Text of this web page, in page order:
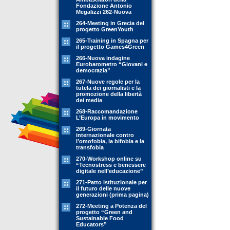
Fondazione Antonio
Megalizzi 262-Nuova
264-Meeting in Grecia del
progetto GreenYouth
265-Training in Spagna per
il progetto Games4Green
266-Nuova indagine
Eurobarometro “Giovani e
democrazia”
267-Nuove regole per la
tutela dei giornalisti e la
promozione della libertà
dei media
268-Raccomandazione
L’Europa in movimento
269-Giornata
internazionale contro
l’omofobia, la bifobia e la
transfobia
270-Workshop online su
“Tecnostress e benessere
digitale nell’educazione”
271-Patto istituzionale per
il futuro delle nuove
generazioni (prima pagina)
272-Meeting a Potenza del
progetto “Green and
Sustainable Food
Educators”